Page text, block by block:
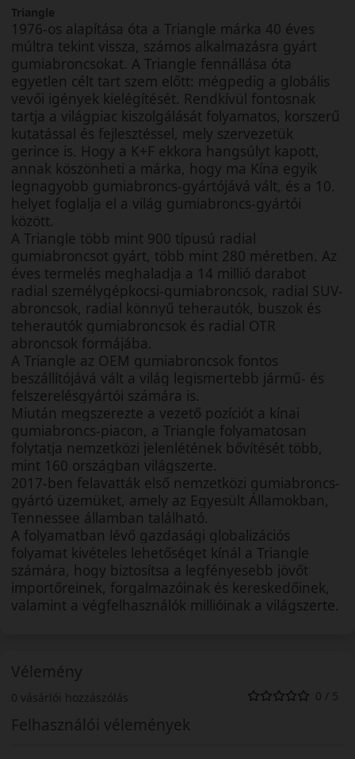
Triangle
1976-os alapítása óta a Triangle márka 40 éves
múltra tekint vissza, számos alkalmazásra gyárt
gumiabroncsokat. A Triangle fennállása óta
egyetlen célt tart szem előtt: mégpedig a globális
vevői igények kielégítését. Rendkívül fontosnak
tartja a világpiac kiszolgálását folyamatos, korszerű
kutatással és fejlesztéssel, mely szervezetük
gerince is. Hogy a K+F ekkora hangsúlyt kapott,
annak köszönheti a márka, hogy ma Kína egyik
legnagyobb gumiabroncs-gyártójává vált, és a 10.
helyet foglalja el a világ gumiabroncs-gyártói
között.
A Triangle több mint 900 típusú radial
gumiabroncsot gyárt, több mint 280 méretben. Az
éves termelés meghaladja a 14 millió darabot
radial személygépkocsi-gumiabroncsok, radial SUV-
abroncsok, radial könnyű teherautók, buszok és
teherautók gumiabroncsok és radial OTR
abroncsok formájába.
A Triangle az OEM gumiabroncsok fontos
beszállítójává vált a világ legismertebb jármű- és
felszerelésgyártói számára is.
Miután megszerezte a vezető pozíciót a kínai
gumiabroncs-piacon, a Triangle folyamatosan
folytatja nemzetközi jelenlétének bővítését több,
mint 160 országban világszerte.
2017-ben felavatták első nemzetközi gumiabroncs-
gyártó üzemüket, amely az Egyesült Államokban,
Tennessee államban található.
A folyamatban lévő gazdasági globalizációs
folyamat kivételes lehetőséget kínál a Triangle
számára, hogy biztosítsa a legfényesebb jövőt
importőreinek, forgalmazóinak és kereskedőinek,
valamint a végfelhasználók millióinak a világszerte.
Vélemény
0 vásárlói hozzászólás 0 / 5
Felhasználói vélemények